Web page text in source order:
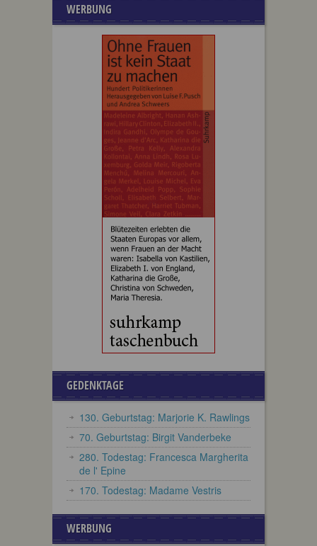
WERBUNG
GEDENKTAGE
130. Geburtstag: Marjorie K. Rawlings
70. Geburtstag: Birgit Vanderbeke
280. Todestag: Francesca Margherita
de l' Epine
170. Todestag: Madame Vestris
WERBUNG